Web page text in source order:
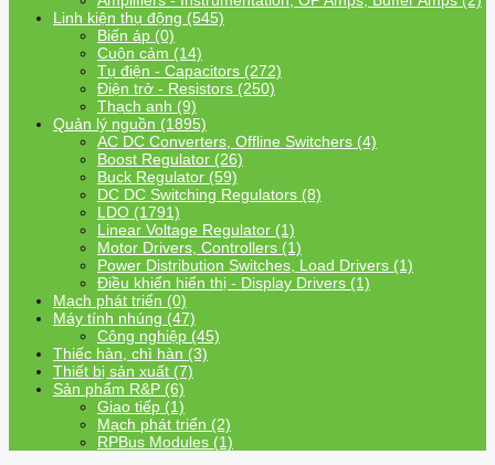
Linh kiện thụ động (545)
Biến áp (0)
Cuộn cảm (14)
Tụ điện - Capacitors (272)
Điện trở - Resistors (250)
Thạch anh (9)
Quản lý nguồn (1895)
AC DC Converters, Offline Switchers (4)
Boost Regulator (26)
Buck Regulator (59)
DC DC Switching Regulators (8)
LDO (1791)
Linear Voltage Regulator (1)
Motor Drivers, Controllers (1)
Power Distribution Switches, Load Drivers (1)
Điều khiển hiển thị - Display Drivers (1)
Mạch phát triển (0)
Máy tính nhúng (47)
Công nghiệp (45)
Thiếc hàn, chì hàn (3)
Thiết bị sản xuất (7)
Sản phẩm R&P (6)
Giao tiếp (1)
Mạch phát triển (2)
RPBus Modules (1)